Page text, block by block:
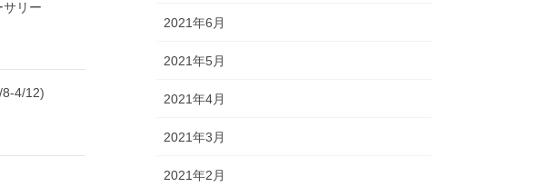
サリー
8-4/12)
2021年6月
2021年5月
2021年4月
2021年3月
2021年2月